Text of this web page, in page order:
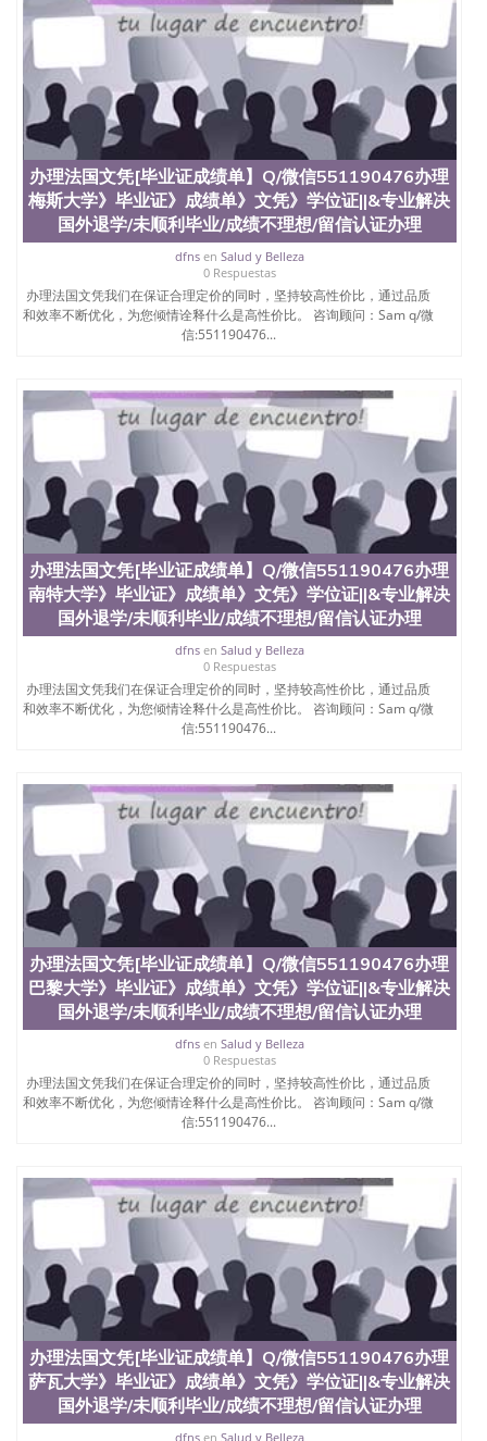
University）圣何塞州立大学（San Jose State
University）圣何塞州立大学学位证（San Jose State
University）圣何塞州立大学学位证（San Jose State
University）圣何塞州立大学结业证（San Jose State
University）圣何塞州立大学结业证（San Jose State
University）圣何塞州立大学结业证（San Jose State
University）圣何塞州立大学学位证（San Jose State
University）圣何塞州立大学学位证（San Jose State
University）圣何塞州立大学学历证书（San Jose
State University）圣何塞州立大学学历证书（San
Jose State University）圣何塞州立大学学历证书
（San Jose State University）澳洲读书未毕业找人做
文凭学位qq微信551190476澳洲读CQU中央昆士兰大
学学历 绩单购买学位证书/澳洲读本科硕士做文凭/购
买澳洲大学毕业证成绩单假文凭学历
offieUniversityofSouthernQueensland 澳洲读书未毕
业找人做文凭学位qq微信551190476澳洲读CQU中央
理法国文凭[毕业证成绩单】Q/微信551190476办理雷
恩大学》毕业证》成绩单》文凭》学位证||&专业解决
国外退学/未顺利毕业/成绩不理想/留信认证办理/学
位证办理 Université de Rennes 1
办理法国文凭[毕业证成绩单】Q/微信551190476办理
梅斯大学》毕业证》成绩单》文凭》学位证||&专业解决
国外退学/未顺利毕业/成绩不理想/留信认证办理
dfnsen Salud y Belleza
0 Respuestas
办理法国文凭我们在保证合理定价的同时，坚持较高性价比，通过品质
和效率不断优化，为您倾情诠释什么是高性价比。 咨询顾问：Sam q/微
信:551190476...
办理法国文凭[毕业证成绩单】Q/微信551190476办理
南特大学》毕业证》成绩单》文凭》学位证||&专业解决
国外退学/未顺利毕业/成绩不理想/留信认证办理
dfnsen Salud y Belleza
0 Respuestas
办理法国文凭我们在保证合理定价的同时，坚持较高性价比，通过品质
和效率不断优化，为您倾情诠释什么是高性价比。 咨询顾问：Sam q/微
信:551190476...
办理法国文凭[毕业证成绩单】Q/微信551190476办理
巴黎大学》毕业证》成绩单》文凭》学位证||&专业解决
国外退学/未顺利毕业/成绩不理想/留信认证办理
dfnsen Salud y Belleza
0 Respuestas
办理法国文凭我们在保证合理定价的同时，坚持较高性价比，通过品质
和效率不断优化，为您倾情诠释什么是高性价比。 咨询顾问：Sam q/微
信:551190476...
办理法国文凭[毕业证成绩单】Q/微信551190476办理
萨瓦大学》毕业证》成绩单》文凭》学位证||&专业解决
国外退学/未顺利毕业/成绩不理想/留信认证办理
dfnsen Salud y Belleza